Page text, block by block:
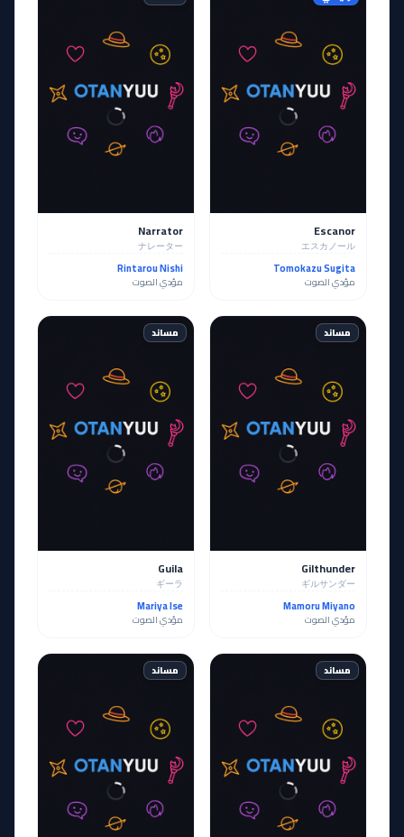
Escanor
エスカノール
Tomokazu Sugita
مؤدي الصوت
Narrator
ナレーター
Rintarou Nishi
مؤدي الصوت
مساند
Gilthunder
ギルサンダー
Mamoru Miyano
مؤدي الصوت
مساند
Guila
ギーラ
Mariya Ise
مؤدي الصوت
مساند مساند